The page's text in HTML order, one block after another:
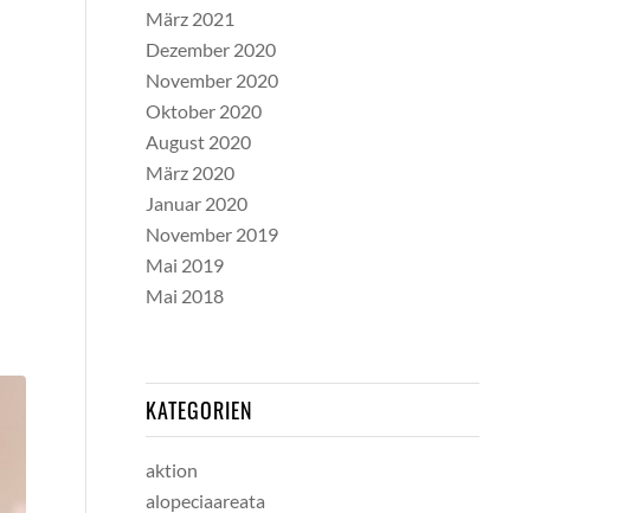
März 2021
Dezember 2020
November 2020
Oktober 2020
August 2020
März 2020
Januar 2020
November 2019
Mai 2019
Mai 2018
KATEGORIEN
aktion
alopeciaareata